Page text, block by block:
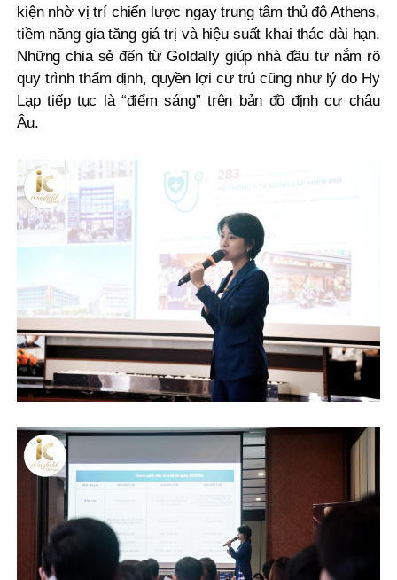
kiện nhờ vị trí chiến lược ngay trung tâm thủ đô Athens,
tiềm năng gia tăng giá trị và hiệu suất khai thác dài hạn.
Những chia sẻ đến từ Goldally giúp nhà đầu tư nắm rõ
quy trình thẩm định, quyền lợi cư trú cũng như lý do Hy
Lạp tiếp tục là “điểm sáng” trên bản đồ định cư châu
Âu.